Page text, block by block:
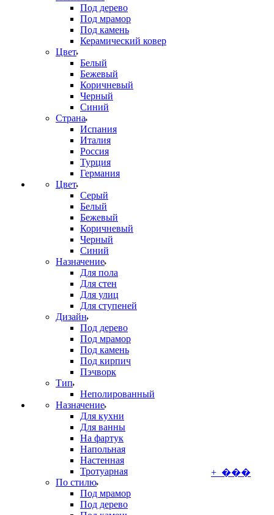
Под дерево
Под мрамор
Под камень
Керамический ковер
Цвет
Белый
Бежевый
Коричневый
Черный
Синий
Страна
Испания
Италия
Россия
Турция
Германия
Цвет
Серый
Белый
Бежевый
Коричневый
Черный
Синий
Назначение
Для пола
Для стен
Для улиц
Для ступеней
Дизайн
Под дерево
Под мрамор
Под камень
Под кирпич
Пэчворк
Тип
Неполированный
Назначение
Для кухни
Для ванны
На фартук
Напольная
Настенная
Тротуарная
По стилю
Под мрамор
Под дерево
+ ���